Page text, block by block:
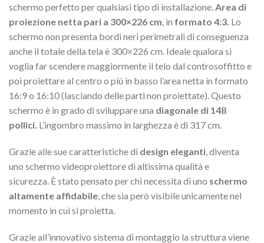
schermo perfetto per qualsiasi tipo di installazione. Area di
proiezione netta pari a 300×226 cm , in formato 4:3. Lo
schermo non presenta bordi neri perimetrali di conseguenza
anche il totale della tela è 300×226 cm. Ideale qualora si
voglia far scendere maggiormente il telo dal controsoffitto e
poi proiettare al centro o più in basso l’area netta in formato
16:9 o 16:10 (lasciando delle parti non proiettate). Questo
schermo è in grado di sviluppare una diagonale di 148
pollici. L’ingombro massimo in larghezza è di 317 cm.
Grazie alle sue caratteristiche di design eleganti , diventa
uno schermo videoproiettore di altissima qualità e
sicurezza. È stato pensato per chi necessita di uno schermo
altamente affidabile , che sia però visibile unicamente nel
momento in cui si proietta.
Grazie all’innovativo sistema di montaggio la struttura viene